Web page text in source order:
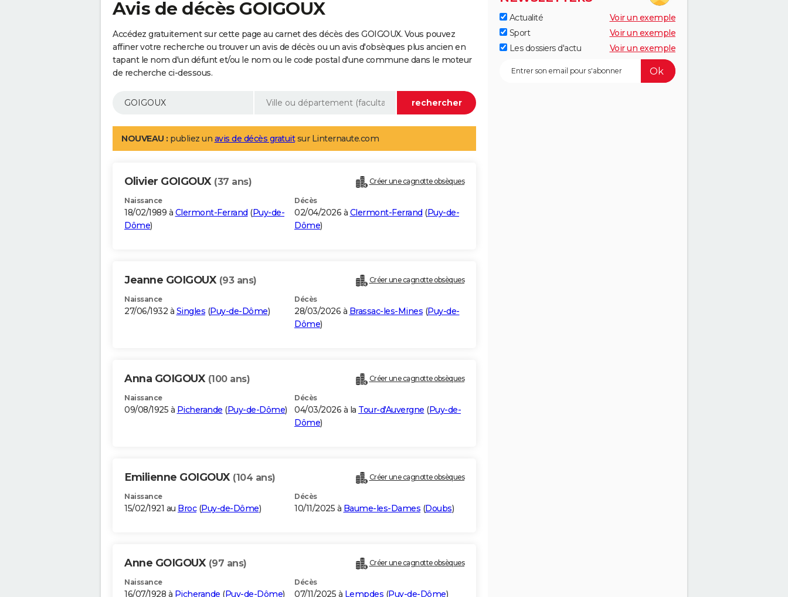
Avis de décès GOIGOUX
Accédez gratuitement sur cette page au carnet des décès des GOIGOUX. Vous pouvez
affiner votre recherche ou trouver un avis de décès ou un avis d'obsèques plus ancien en
tapant le nom d'un défunt et/ou le nom ou le code postal d'une commune dans le moteur
de recherche ci-dessous.
NOUVEAU : publiez un avis de décès gratuitsur Linternaute.com
Olivier GOIGOUX (37 ans) Créer une cagnotte obsèques
Naissance
18/02/1989 à Clermont-Ferrand (Puy-de-
Dôme)
Décès
02/04/2026 à Clermont-Ferrand (Puy-de-
Dôme)
Jeanne GOIGOUX (93 ans) Créer une cagnotte obsèques
Naissance
27/06/1932 à Singles (Puy-de-Dôme)
Décès
28/03/2026 à Brassac-les-Mines (Puy-de-
Dôme)
Anna GOIGOUX (100 ans) Créer une cagnotte obsèques
Naissance
09/08/1925 à Picherande (Puy-de-Dôme)
Décès
04/03/2026 à la Tour-d'Auvergne (Puy-de-
Dôme)
Emilienne GOIGOUX (104 ans) Créer une cagnotte obsèques
Naissance
15/02/1921 au Broc(Puy-de-Dôme)
Décès
10/11/2025 à Baume-les-Dames (Doubs)
Anne GOIGOUX (97 ans) Créer une cagnotte obsèques
Naissance
16/07/1928 à Picherande (Puy-de-Dôme)
Décès
07/11/2025 à Lempdes (Puy-de-Dôme)
Actualité
Voir un exemple
Sport
Voir un exemple
Les dossiers d'actu
Voir un exemple